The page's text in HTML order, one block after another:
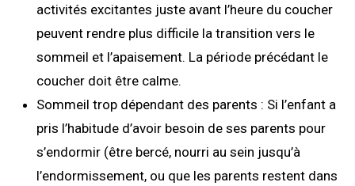
activités excitantes juste avant l’heure du coucher
peuvent rendre plus difficile la transition vers le
sommeil et l’apaisement. La période précédant le
coucher doit être calme.
Sommeil trop dépendant des parents : Si l’enfant a
pris l’habitude d’avoir besoin de ses parents pour
s’endormir (être bercé, nourri au sein jusqu’à
l’endormissement, ou que les parents restent dans